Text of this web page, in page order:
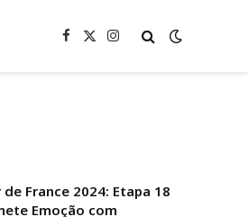
Facebook
X
Instagram
de France 2024: Etapa 18
Emoção com